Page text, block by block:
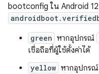
bootconfig ใน Android
green หากอุปกรณ์
เชื่อถือที่ผู้ใช้ตั้งค่าได้
yellow หากอุปกรณ์